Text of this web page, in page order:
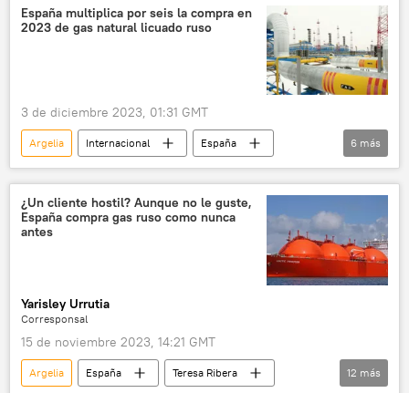
España multiplica por seis la compra en
2023 de gas natural licuado ruso
3 de diciembre 2023, 01:31 GMT
Argelia Internacional
España
Enagás
Rusia
gas natural licuado (GNL)
📈 Mercados y finanzas
📰 Consecuencias económicas de las sanciones occidentales contra Rusia
📰 Resumen del 2023 y predicciones para el 2024
6 más
¿Un cliente hostil? Aunque no le guste,
España compra gas ruso como nunca
antes
Yarisley Urrutia
Corresponsal
15 de noviembre 2023, 14:21 GMT
Argelia España
Teresa Ribera
12 más